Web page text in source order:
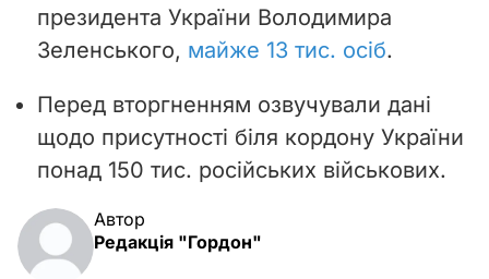
президента України Володимира
Зеленського, майже 13 тис. осіб.
Перед вторгненням озвучували дані
щодо присутності біля кордону України
понад 150 тис. російських військових.
Автор
Редакція "Гордон"